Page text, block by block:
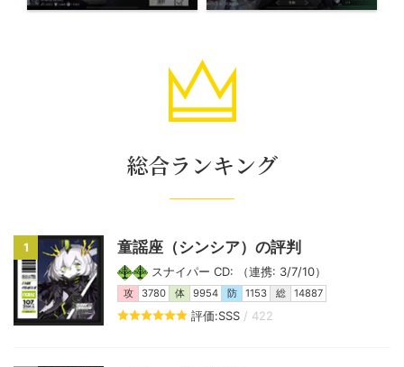
総合ランキング
1 童謡座（シンシア）の評判
スナイパー CD: （連携: 3/7/10）
攻 3780 体 9954 防 1153 総 14887
評価:SSS / 422